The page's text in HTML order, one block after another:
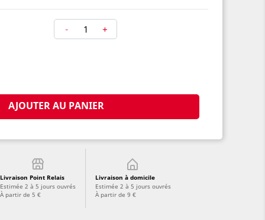
- +
AJOUTER AU PANIER
Livraison Point Relais
Estimée 2 à 5 jours ouvrés
À partir de 5 €
Livraison à domicile
Estimée 2 à 5 jours ouvrés
À partir de 9 €